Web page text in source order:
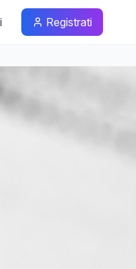
Registrati